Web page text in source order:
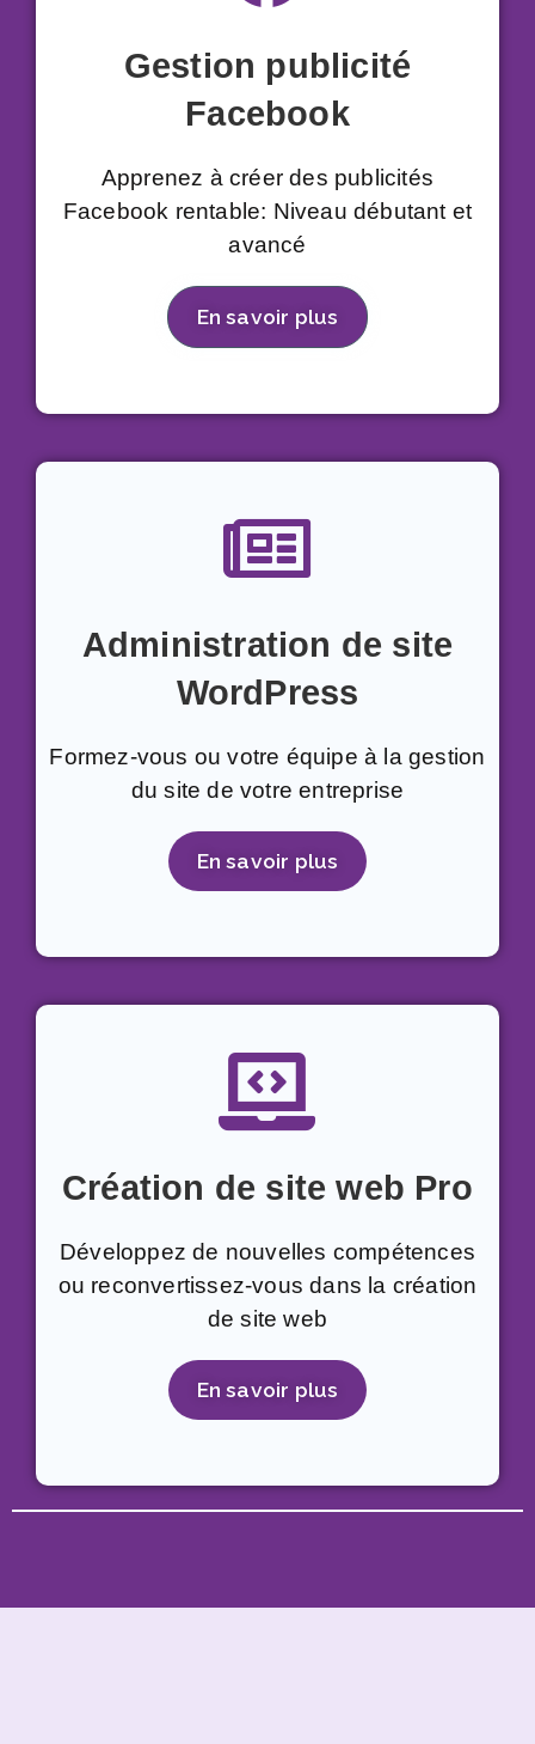
Gestion publicité
Facebook
Apprenez à créer des publicités
Facebook rentable: Niveau débutant et
avancé
En savoir plus
Administration de site
WordPress
Formez-vous ou votre équipe à la gestion
du site de votre entreprise
En savoir plus
Création de site web Pro
Développez de nouvelles compétences
ou reconvertissez-vous dans la création
de site web
En savoir plus